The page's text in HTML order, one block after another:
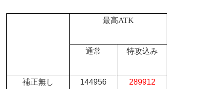
最高ATK
通常 特攻込み
補正無し 144956 289912